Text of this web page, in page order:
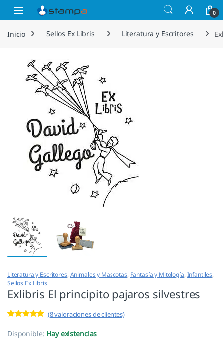
Saltar a la navegación
Saltar al contenido
Open 0
Inicio Sellos Ex Libris Literatura y Escritores
Literatura y Escritores, Animales y Mascotas, Fantasía y Mitología, Infantiles,
Sellos Ex Libris
Exlibris El principito pajaros silvestres
5.00de 5 en
base a
(8valoraciones de clientes)
Disponible: Hay existencias